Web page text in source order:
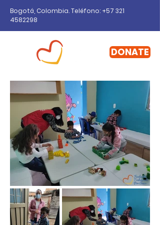
DONATE
Bogotá, Colombia. Teléfono: +57 321
4582298